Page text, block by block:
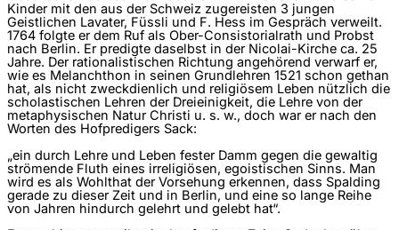
Kinder mit den aus der Schweiz zugereisten 3 jungen
Geistlichen Lavater, Füssli und F. Hess im Gespräch verweilt.
1764 folgte er dem Ruf als Ober-Consistorialrath und Probst
nach Berlin. Er predigte daselbst in der Nicolai-Kirche ca. 25
Jahre. Der rationalistischen Richtung angehörend verwarf er,
wie es Melanchthon in seinen Grundlehren 1521 schon gethan
hat, als nicht zweckdienlich und religiösem Leben nützlich die
scholastischen Lehren der Dreieinigkeit, die Lehre von der
metaphysischen Natur Christi u. s. w., doch war er nach den
Worten des Hofpredigers Sack:
„ein durch Lehre und Leben fester Damm gegen die ge­waltig
strömende Fluth eines irreligiösen, egoistischen Sinns. Man
wird es als Wohlthat der Vorsehung erkennen, dass Spalding
gerade zu dieser Zeit und in Berlin, und eine so lange Reihe
von Jahren hindurch gelehrt und gelebt hat“.